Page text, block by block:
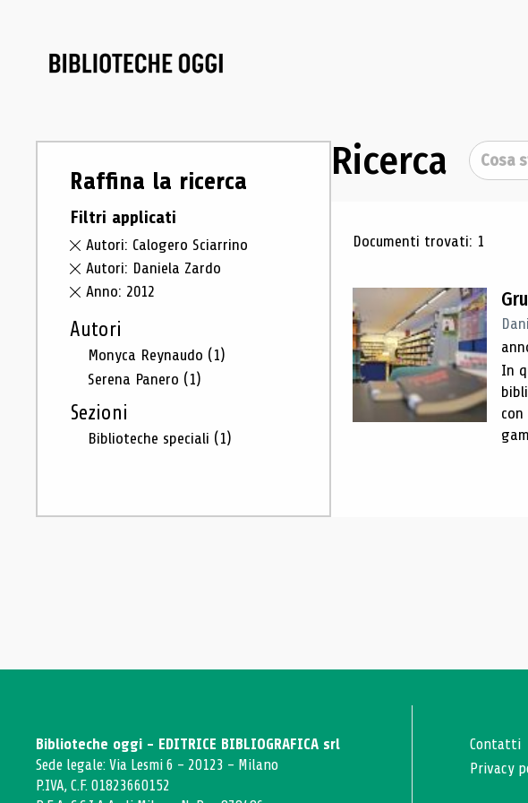
Raffina la ricerca
Filtri applicati
Autori: Calogero Sciarrino
Autori: Daniela Zardo
Anno: 2012
Autori
Monyca Reynaudo (1)
Serena Panero (1)
Sezioni
Biblioteche speciali (1)
Ricerca Cerca
Risultati di
Documenti trovati: 1
In
Biblioteche oggi - EDITRICE BIBLIOGRAFICA srl
Sede legale: Via Lesmi 6 - 20123 - Milano
P.IVA, C.F. 01823660152
Contatti
Privacy